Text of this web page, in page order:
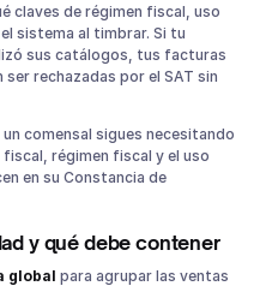
claves de régimen fiscal, uso
sistema al timbrar. Si tu
sus catálogos, tus facturas
rechazadas por el SAT sin
comensal sigues necesitando
régimen fiscal y el uso
en su Constancia de
y qué debe contener
global para agrupar las ventas